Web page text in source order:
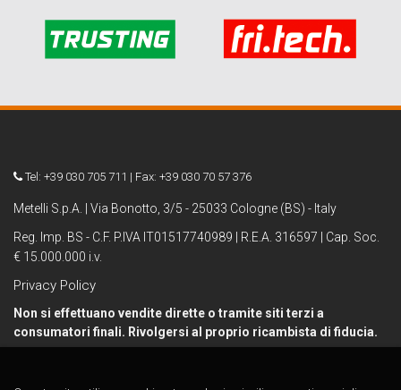
Tel: +39 030 705 711 | Fax: +39 030 70 57 376
Metelli S.p.A. | Via Bonotto, 3/5 - 25033 Cologne (BS) - Italy
Reg. Imp. BS - C.F. P.IVA IT01517740989 | R.E.A. 316597 | Cap. Soc.
€ 15.000.000 i.v.
Privacy Policy
Non si effettuano vendite dirette o tramite siti terzi a
consumatori finali. Rivolgersi al proprio ricambista di fiducia.